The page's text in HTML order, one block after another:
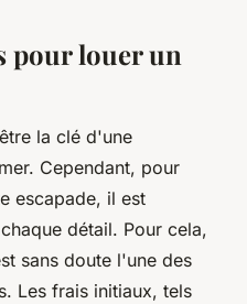
pour louer un
la clé d'une
Cependant, pour
escapade, il est
détail. Pour cela,
sans doute l'une des
Les frais initiaux, tels